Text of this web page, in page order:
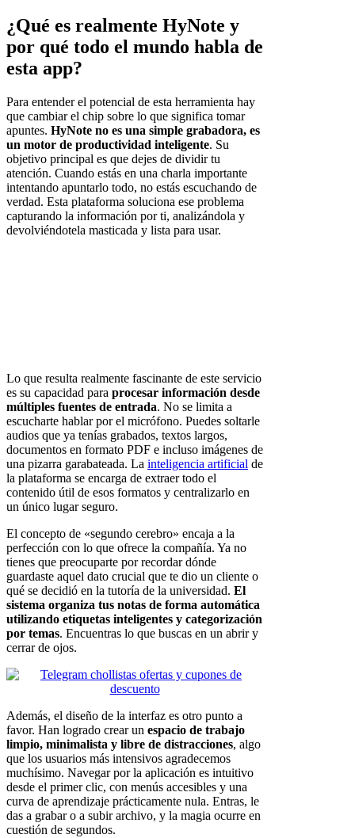
¿Qué es realmente HyNote y
por qué todo el mundo habla de
esta app?
Para entender el potencial de esta herramienta hay
que cambiar el chip sobre lo que significa tomar
apuntes. HyNote no es una simple grabadora, es
un motor de productividad inteligente. Su
objetivo principal es que dejes de dividir tu
atención. Cuando estás en una charla importante
intentando apuntarlo todo, no estás escuchando de
verdad. Esta plataforma soluciona ese problema
capturando la información por ti, analizándola y
devolviéndotela masticada y lista para usar.
Lo que resulta realmente fascinante de este servicio
es su capacidad para procesar información desde
múltiples fuentes de entrada. No se limita a
escucharte hablar por el micrófono. Puedes soltarle
audios que ya tenías grabados, textos largos,
documentos en formato PDF e incluso imágenes de
una pizarra garabateada. La inteligencia artificial de
la plataforma se encarga de extraer todo el
contenido útil de esos formatos y centralizarlo en
un único lugar seguro.
El concepto de «segundo cerebro» encaja a la
perfección con lo que ofrece la compañía. Ya no
tienes que preocuparte por recordar dónde
guardaste aquel dato crucial que te dio un cliente o
qué se decidió en la tutoría de la universidad. El
sistema organiza tus notas de forma automática
utilizando etiquetas inteligentes y categorización
por temas. Encuentras lo que buscas en un abrir y
cerrar de ojos.
Además, el diseño de la interfaz es otro punto a
favor. Han logrado crear un espacio de trabajo
limpio, minimalista y libre de distracciones, algo
que los usuarios más intensivos agradecemos
muchísimo. Navegar por la aplicación es intuitivo
desde el primer clic, con menús accesibles y una
curva de aprendizaje prácticamente nula. Entras, le
das a grabar o a subir archivo, y la magia ocurre en
cuestión de segundos.